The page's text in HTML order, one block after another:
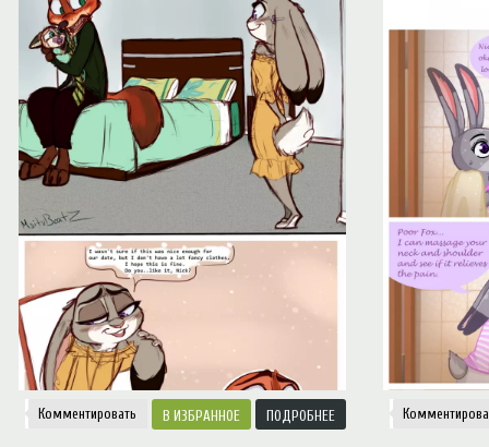
Комментировать ИЗБРАННОЕ ПОДРОБНЕЕ